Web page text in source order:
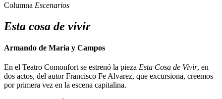
Columna Escenarios
Esta cosa de vivir
Armando de Maria y Campos
En el Teatro Comonfort se estrenó la pieza Esta Cosa de Vivir, en
dos actos, del autor Francisco Fe Alvarez, que excursiona, creemos
por primera vez en la escena capitalina.